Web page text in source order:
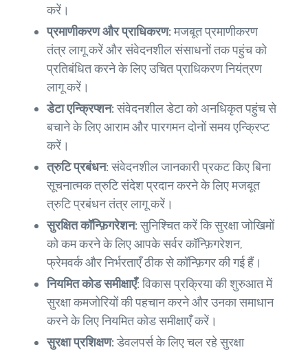
करें।
प्रमाणीकरण और प्राधिकरण:मजबूत प्रमाणीकरण
तंत्र लागू करें और संवेदनशील संसाधनों तक पहुंच को
प्रतिबंधित करने के लिए उचित प्राधिकरण नियंत्रण
लागू करें।
डेटा एन्क्रिप्शन:संवेदनशील डेटा को अनधिकृत पहुंच से
बचाने के लिए आराम और पारगमन दोनों समय एन्क्रिप्ट
करें।
त्रुटि प्रबंधन:संवेदनशील जानकारी प्रकट किए बिना
सूचनात्मक त्रुटि संदेश प्रदान करने के लिए मजबूत
त्रुटि प्रबंधन तंत्र लागू करें।
सुरक्षित कॉन्फ़िगरेशन:सुनिश्चित करें कि सुरक्षा जोखिमों
को कम करने के लिए आपके सर्वर कॉन्फ़िगरेशन,
फ्रेमवर्क और निर्भरताएँ ठीक से कॉन्फ़िगर की गई हैं।
नियमित कोड समीक्षाएँ:विकास प्रक्रिया की शुरुआत में
सुरक्षा कमजोरियों की पहचान करने और उनका समाधान
करने के लिए नियमित कोड समीक्षाएँ करें।
सुरक्षा प्रशिक्षण:डेवलपर्स के लिए चल रहे सुरक्षा